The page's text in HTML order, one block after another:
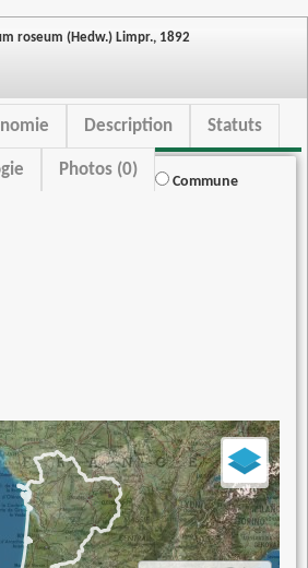
roseum (Hedw.) Limpr., 1892
Description Statuts
Photos (0)
Commune